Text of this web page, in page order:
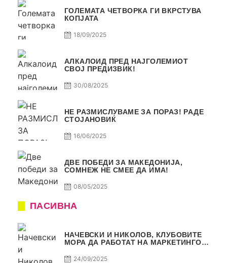
ГОЛЕМАТА ЧЕТВОРКА ГИ ВКРСТУВА
КОПЈАТА
18/09/2025
АЛКАЛОИД ПРЕД НАЈГОЛЕМИОТ
СВОЈ ПРЕДИЗВИК!
30/08/2025
НЕ РАЗМИСЛУВАМЕ ЗА ПОРАЗ! РАДЕ
СТОЈАНОВИЌ
16/06/2025
ДВЕ ПОБЕДИ ЗА МАКЕДОНИЈА,
СОМНЕЖ НЕ СМЕЕ ДА ИМА!
08/05/2025
ПАСИВНА
НАЧЕВСКИ И НИКОЛОВ, КЛУБОВИТЕ
МОРА ДА РАБОТАТ НА МАРКЕТИНГОТ,
24/09/2025